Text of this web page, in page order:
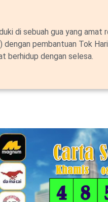
di sebuah gua yang amat
pembantuan Tok
berhidup dengan selesa.